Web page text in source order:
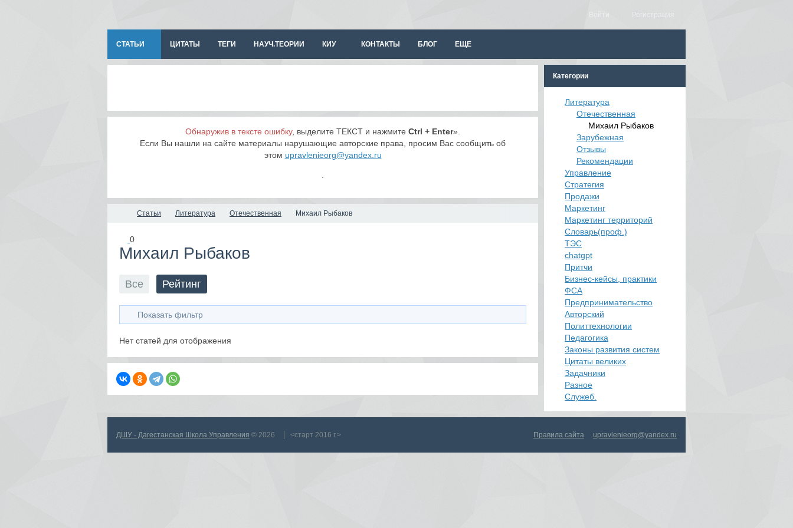
СТАТЬИ ЦИТАТЫ ТЕГИ НАУЧ.ТЕОРИИ КИУ КОНТАКТЫ БЛОГ ЕЩЕ
Обнаружив в тексте ошибку, выделите ТЕКСТ и нажмите Ctrl + Enter».
Если Вы нашли на сайте материалы нарушающие авторские права, просим Вас сообщить об
этом upravlenieorg@yandex.ru
Статьи Литература Отечественная Михаил Рыбаков
0
Михаил Рыбаков
Все Рейтинг
Показать фильтр
Нет статей для отображения
Категории
Литература
Отечественная
Михаил Рыбаков
Зарубежная
Отзывы
Рекомендации
Управление
Стратегия
Продажи
Маркетинг
Маркетинг территорий
Словарь(проф.)
ТЭС
chatgpt
Притчи
Бизнес-кейсы, практики
ФСА
Предпринимательство
Авторский
Политтехнологии
​Педагогика
Законы развития систем
Цитаты великих
Задачники
Разное
Служеб.
ДШУ - Дагестанская Школа Управления © 2026 <старт 2016 г.> Правила сайта upravlenieorg@yandex.ru